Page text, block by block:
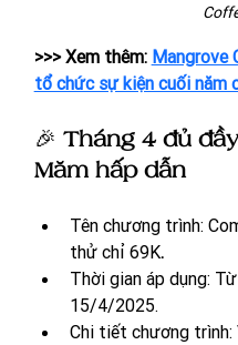
>>> Xem thêm: Mangrove
tổ chức sự kiện cuối năm
🎉 Tháng 4 đủ
Măm hấp dẫn
Tên chương trình:
thử chỉ 69K.
Thời gian áp dụng:
15/4/2025.
Chi tiết chương trình: